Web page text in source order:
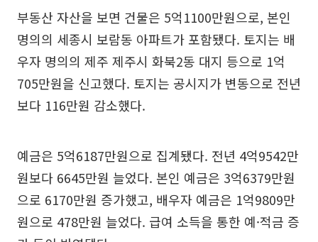
부동산 자산을 보면 건물은 5억1100만원으로, 본인
명의의 세종시 보람동 아파트가 포함됐다. 토지는 배
우자 명의의 제주 제주시 화북2동 대지 등으로 1억
705만원을 신고했다. 토지는 공시지가 변동으로 전년
보다 116만원 감소했다.
예금은 5억6187만원으로 집계됐다. 전년 4억9542만
원보다 6645만원 늘었다. 본인 예금은 3억6379만원
으로 6170만원 증가했고, 배우자 예금은 1억9809만
원으로 478만원 늘었다. 급여 소득을 통한 예·적금 증